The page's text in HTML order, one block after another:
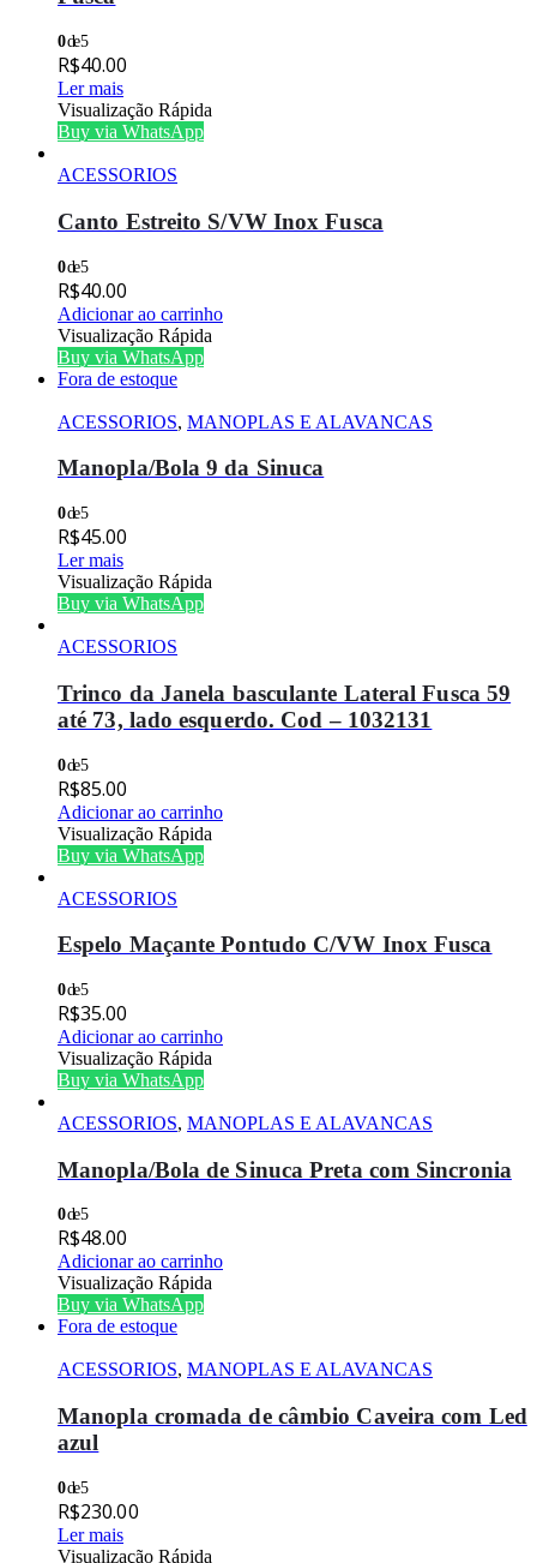
0de 5
R$40.00
Ler mais
Visualização Rápida
Buy via WhatsApp
ACESSORIOS
Canto Estreito S/VW Inox Fusca
0de 5
R$40.00
Adicionar ao carrinho
Visualização Rápida
Buy via WhatsApp
Fora de estoque
ACESSORIOS, MANOPLAS E ALAVANCAS
Manopla/Bola 9 da Sinuca
0de 5
R$45.00
Ler mais
Visualização Rápida
Buy via WhatsApp
ACESSORIOS
Trinco da Janela basculante Lateral Fusca 59
até 73, lado esquerdo. Cod – 1032131
0de 5
R$85.00
Adicionar ao carrinho
Visualização Rápida
Buy via WhatsApp
ACESSORIOS
Espelo Maçante Pontudo C/VW Inox Fusca
0de 5
R$35.00
Adicionar ao carrinho
Visualização Rápida
Buy via WhatsApp
ACESSORIOS, MANOPLAS E ALAVANCAS
Manopla/Bola de Sinuca Preta com Sincronia
0de 5
R$48.00
Adicionar ao carrinho
Visualização Rápida
Buy via WhatsApp
Fora de estoque
ACESSORIOS, MANOPLAS E ALAVANCAS
Manopla cromada de câmbio Caveira com Led
azul
0de 5
R$230.00
Ler mais
Visualização Rápida